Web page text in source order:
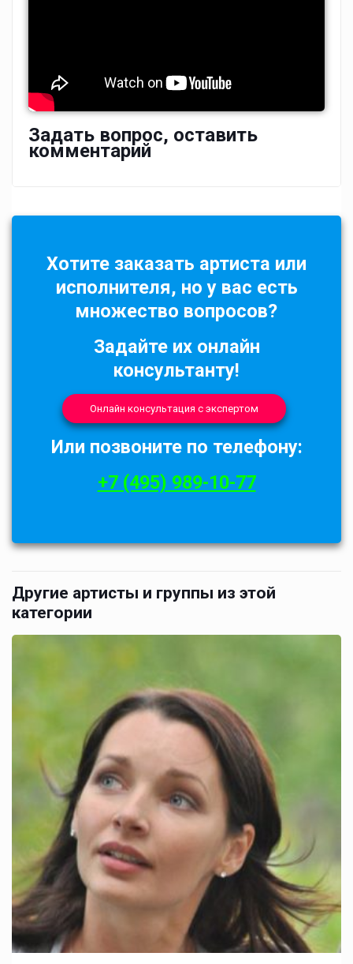
Задать вопрос, оставить
комментарий
Хотите заказать артиста или
исполнителя, но у вас есть
множество вопросов?
Задайте их онлайн
консультанту!
Онлайн консультация с экспертом
Или позвоните по телефону:
+7 (495) 989-10-77
Другие артисты и группы из этой
категории